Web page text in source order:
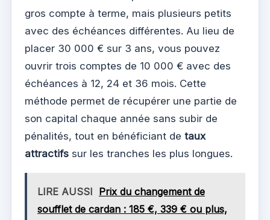
gros compte à terme, mais plusieurs petits
avec des échéances différentes. Au lieu de
placer 30 000 € sur 3 ans, vous pouvez
ouvrir trois comptes de 10 000 € avec des
échéances à 12, 24 et 36 mois. Cette
méthode permet de récupérer une partie de
son capital chaque année sans subir de
pénalités, tout en bénéficiant de taux
attractifs sur les tranches les plus longues.
LIRE AUSSI Prix du changement de
soufflet de cardan : 185 €, 339 € ou plus,